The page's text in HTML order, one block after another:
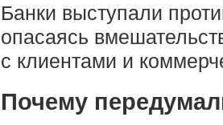
Банки выступали
опасаясь
с клиентами и
Почему